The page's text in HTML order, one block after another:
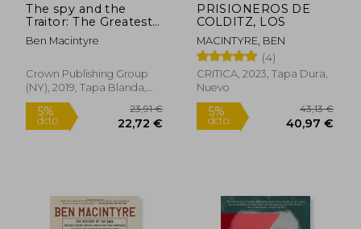
The spy and the
Traitor: The Greatest
Espionage Story of
the Cold war (en
Ben Macintyre
Crown Publishing Group
(NY), 2019, Tapa Blanda,
Nuevo
PRISIONEROS DE
COLDITZ, LOS
MACINTYRE, BEN
(4)
CRITICA, 2023, Tapa Dura,
Nuevo